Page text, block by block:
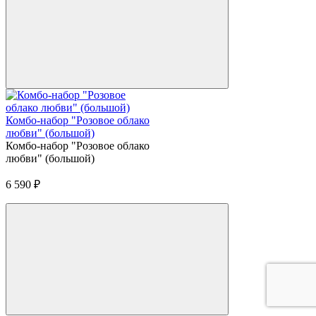
Комбо-набор "Розовое облако
любви" (большой)
Комбо-набор "Розовое облако
любви" (большой)
6 590 ₽